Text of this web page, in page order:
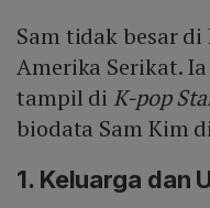
Sam tidak besar
Amerika Serikat.
tampil di K-pop
biodata Sam Kim
1. Keluarga dan